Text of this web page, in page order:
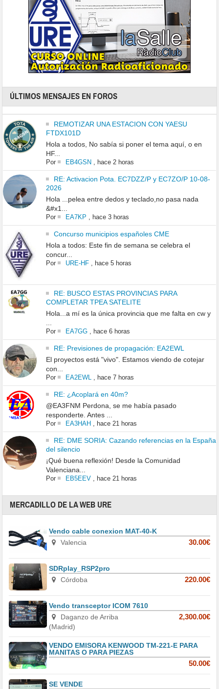
ÚLTIMOS MENSAJES EN FOROS
REMOTIZAR UNA ESTACION CON YAESU
FTDX101D
Hola a todos, No sabía si poner el tema aquí, o en
HF...
Por EB4GSN, hace 2 horas
RE: Activacion Pota. EC7DZZ/P y EC7ZO/P 10-08-
2026
Hola ...pelea entre dedos y teclado,no pasa nada
&#x1...
Por EA7KP hace 3 horas
Concurso municipios españoles CME
Hola a todos: Este fin de semana se celebra el
concur...
Por URE-HF, hace 5 horas
RE: BUSCO ESTAS PROVINCIAS PARA
COMPLETAR TPEA SATELITE
Hola...a mí es la única provincia que me falta en cw y
Por EA7GG, hace 6 horas
RE: Previsiones de propagación: EA2EWL
El proyectos está "vivo". Estamos viendo de cotejar
con...
Por EA2EWL, hace 7 horas
RE: ¿Acoplará en 40m?
@EA3FNM Perdona, se me había pasado
responderte. Antes ...
Por EA3HAH , hace 21 horas
RE: DME SORIA: Cazando referencias en la España
del silencio
¡Qué buena reflexión! Desde la Comunidad
Valenciana...
Por EB5EEV, hace 21 horas
MERCADILLO DE LA WEB URE
Vendo cable conexion MAT-40-K
Valencia
30.00€
SDRplay_RSP2pro
Córdoba
220.00€
Vendo transceptor ICOM 7610
Daganzo de Arriba
(Madrid)
2,300.00€
VENDO EMISORA KENWOOD TM-221-E PARA
MANITAS O PARA PIEZAS
50.00€
SE VENDE